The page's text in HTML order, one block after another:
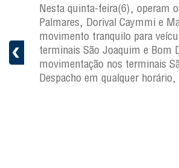
Nesta quinta-feira(6), operam
Palmares, Dorival Caymmi e
movimento tranquilo para
terminais São Joaquim e Bom
movimentação nos terminais
Despacho em qualquer